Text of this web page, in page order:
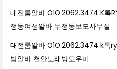
대전룸알바 O1O.2062.3474 K톡
정동여성알바 두정동보도사무실
대전룸알바 O1O.2062.3474 k톡
밤알바 천안노래방도우미